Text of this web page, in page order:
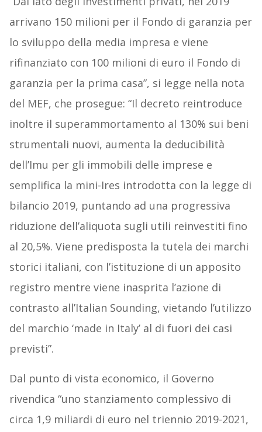
arrivano 150 milioni per il Fondo di garanzia per
lo sviluppo della media impresa e viene
rifinanziato con 100 milioni di euro il Fondo di
garanzia per la prima casa”, si legge nella nota
del MEF, che prosegue: “Il decreto reintroduce
inoltre il superammortamento al 130% sui beni
strumentali nuovi, aumenta la deducibilità
dell’Imu per gli immobili delle imprese e
semplifica la mini-Ires introdotta con la legge di
bilancio 2019, puntando ad una progressiva
riduzione dell’aliquota sugli utili reinvestiti fino
al 20,5%. Viene predisposta la tutela dei marchi
storici italiani, con l’istituzione di un apposito
registro mentre viene inasprita l’azione di
contrasto all’Italian Sounding, vietando l’utilizzo
del marchio ‘made in Italy’ al di fuori dei casi
previsti”.
Dal punto di vista economico, il Governo
rivendica “uno stanziamento complessivo di
circa 1,9 miliardi di euro nel triennio 2019-2021,